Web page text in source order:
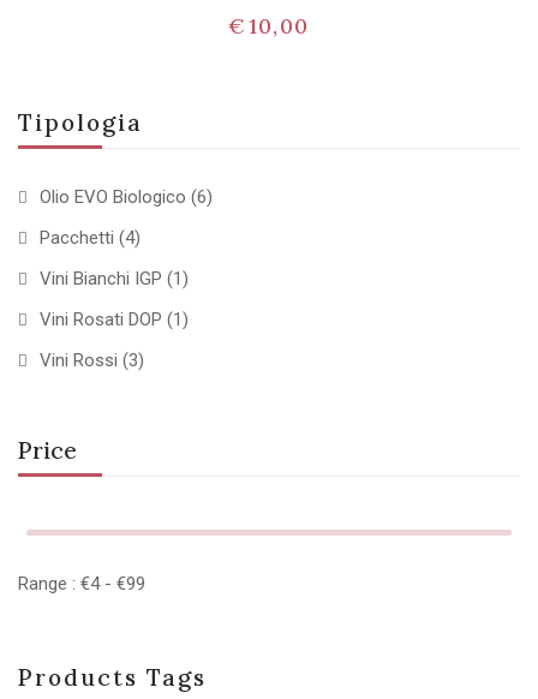
Tipologia
Olio EVO Biologico (6)
Pacchetti (4)
Vini Bianchi IGP (1)
Vini Rosati DOP (1)
Vini Rossi (3)
Price
Range : €4 - €99
Products Tags
€10,00